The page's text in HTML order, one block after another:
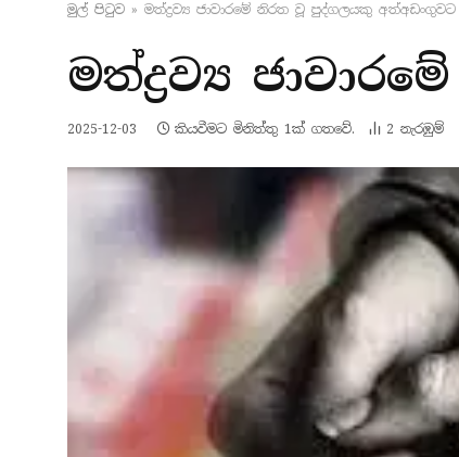
මුල් පිටු​ව » මත්ද්‍රව්‍ය ජාවාරමේ නිරත වූ පුද්ගලයකු අත්අඩංගුවට
මත්ද්‍රව්‍ය
2025-12-03 කියවීමට මිනිත්තු 1ක් ගතවේ. 2 නැරඹු​ම්